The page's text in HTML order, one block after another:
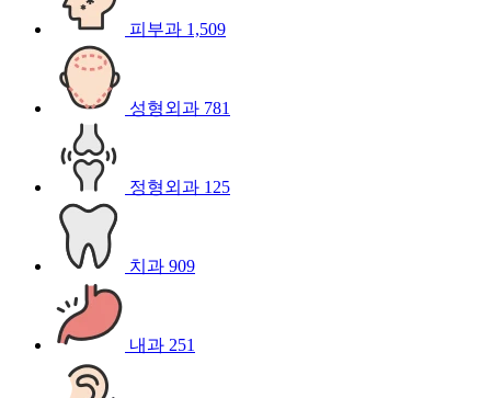
피부과 1,509
성형외과 781
정형외과 125
치과 909
내과 251